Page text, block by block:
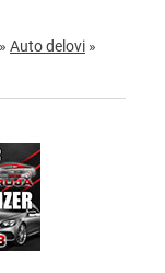
» Auto delovi »